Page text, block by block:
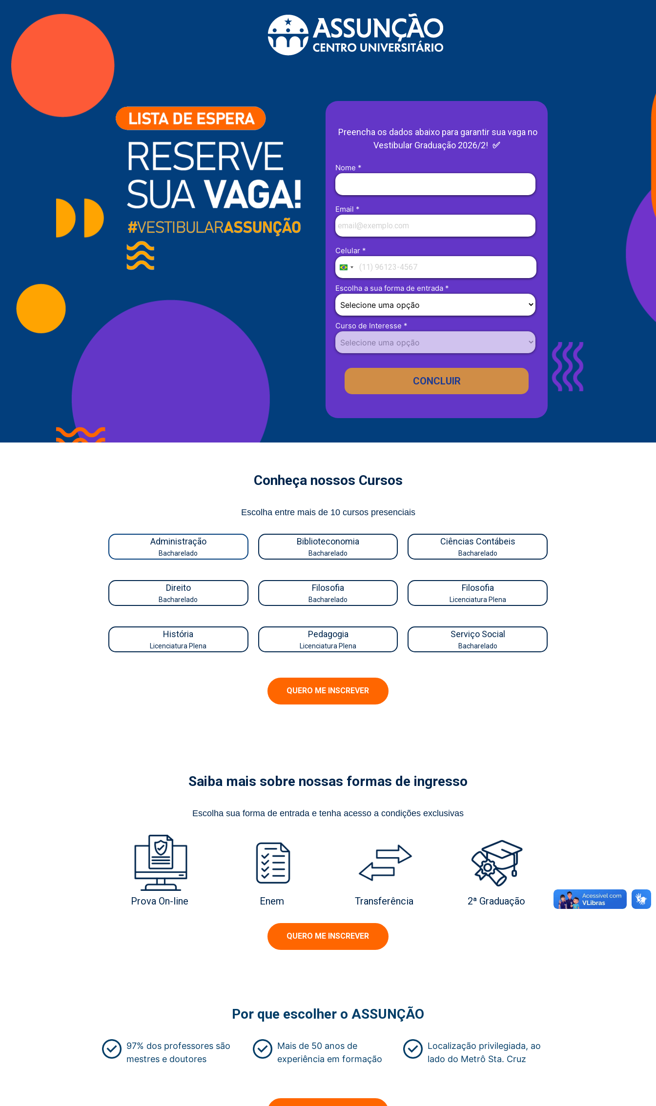
Preencha os dados abaixo para garantir sua vaga no
Vestibular Graduação 2026/2! ✅
Nome *
Email *
Celular *
Brazil
+55
Escolha a sua forma de entrada *
Curso de Interesse *
CONCLUIR
Conheça nossos Cursos
Escolha entre mais de 10 cursos presenciais
Administração
Bacharelado
Biblioteconomia
Bacharelado
Ciências Contábeis
Bacharelado
Direito
Bacharelado
Filosofia
Bacharelado
Filosofia
Licenciatura Plena
História
Licenciatura Plena
Pedagogia
Licenciatura Plena
Serviço Social
Bacharelado
QUERO ME INSCREVER
Saiba mais sobre nossas formas de ingresso
Escolha sua forma de entrada e tenha acesso a condições exclusivas
Prova On-line Enem Transferência 2ª Graduação
QUERO ME INSCREVER
Por que escolher o ASSUNÇÃO
97% dos professores são
mestres e doutores
Mais de 50 anos de
experiência em formação
Localização privilegiada, ao
lado do Metrô Sta. Cruz